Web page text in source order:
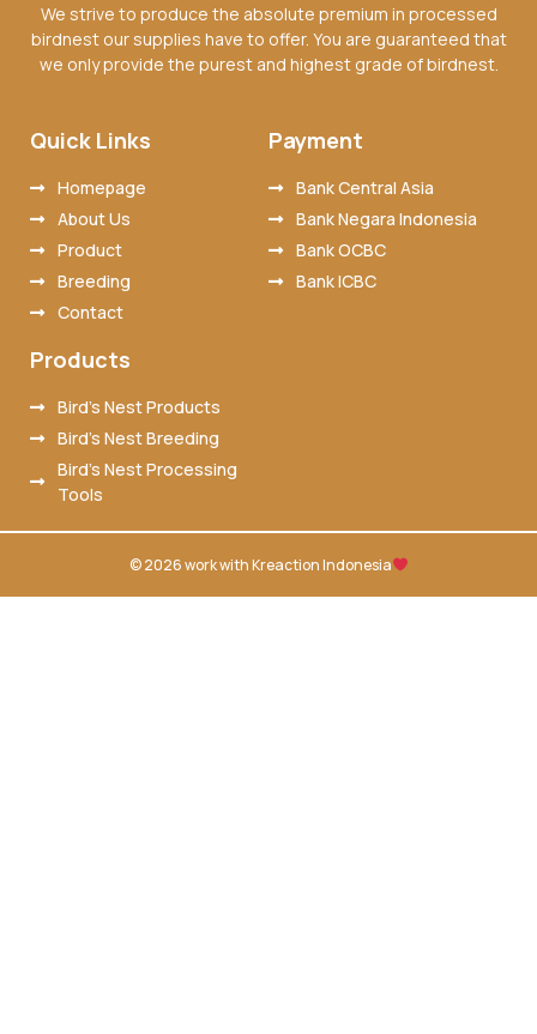
We strive to produce the absolute premium in processed
birdnest our supplies have to offer. You are guaranteed that
we only provide the purest and highest grade of birdnest.
Quick Links
Homepage
About Us
Product
Breeding
Contact
Payment
Bank Central Asia
Bank Negara Indonesia
Bank OCBC
Bank ICBC
Products
Bird’s Nest Products
Bird’s Nest Breeding
Bird’s Nest Processing
Tools
© 2026 work withKreaction Indonesia